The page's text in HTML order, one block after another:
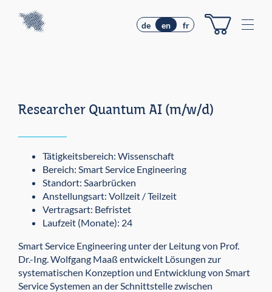
M
de en fr
Researcher Quantum AI (m/w/d)
Tätigkeitsbereich: Wissenschaft
Bereich: Smart Service Engineering
Standort: Saarbrücken
Anstellungsart: Vollzeit / Teilzeit
Vertragsart: Befristet
Laufzeit (Monate): 24
Smart Service Engineering unter der Leitung von Prof.
Dr.-Ing. Wolfgang Maaß entwickelt Lösungen zur
systematischen Konzeption und Entwicklung von Smart
Service Systemen an der Schnittstelle zwischen